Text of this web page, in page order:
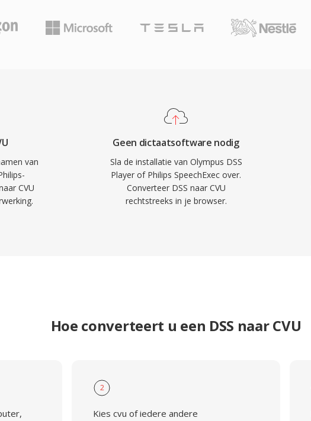
van
CVU
Geen dictaatsoftware nodig
Sla de installatie van Olympus DSS
Player of Philips SpeechExec over.
Converteer DSS naar CVU
rechtstreeks in je browser.
Hoe converteert u een DSS naar CVU
2
Kies cvu of iedere andere